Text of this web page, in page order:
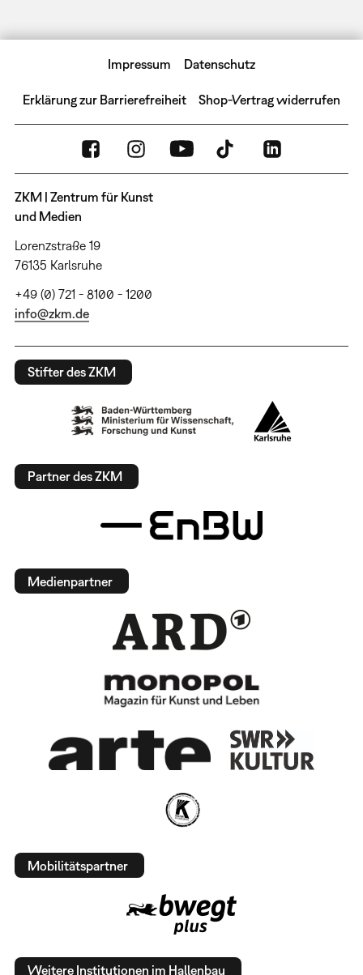
Impressum Datenschutz
Erklärung zur Barrierefreiheit Shop-Vertrag widerrufen
ZKM | Zentrum für Kunst
und Medien
Lorenzstraße 19
76135 Karlsruhe
+49 (0) 721 - 8100 - 1200
info@zkm.de
Stifter des ZKM
Partner des ZKM
Medienpartner
Mobilitätspartner
Weitere Institutionen im Hallenbau